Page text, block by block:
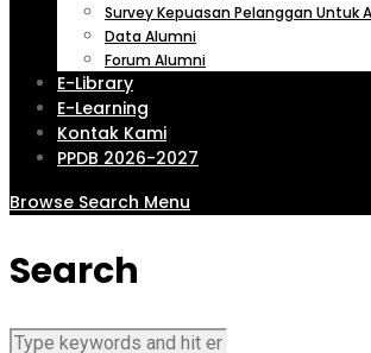
Survey Kepuasan Pelanggan Untuk
Data Alumni
Forum Alumni
E-Library
E-Learning
Kontak Kami
PPDB 2026-2027
Browse Search Menu
Search